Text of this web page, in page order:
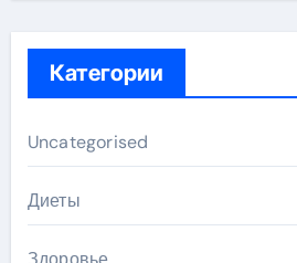
Категории
Uncategorised
Диеты